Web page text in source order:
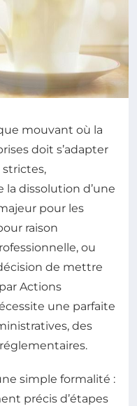
mouvant où la
doit s’adapter
dissolution d’une
pour les
raison
ou
de mettre
Actions
une parfaite
des
simple formalité :
précis d’étapes